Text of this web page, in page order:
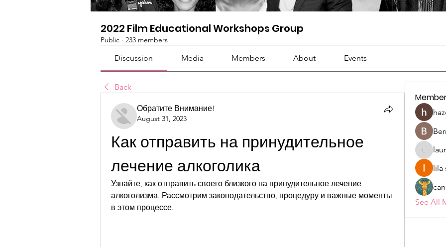
2022 Film Educational Workshops Group
Public · 233 members
Discussion Media Members About Events
Back
Обратите Внимание!
August 31, 2023
Как отправить на принудительное
лечение алкоголика
Узнайте, как отправить своего близкого на принудительное лечение
алкоголизма. Рассмотрим законодательство, процедуру и важные моменты
в этом процессе.
lila
See All